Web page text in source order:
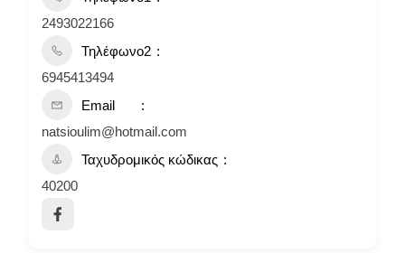
2493022166
Τηλέφωνο2
6945413494
Email
natsioulim@hotmail.com
Ταχυδρομικός κώδικας
40200